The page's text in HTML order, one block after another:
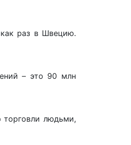
раз в Швецию.
– это 90 млн
торговли людьми,